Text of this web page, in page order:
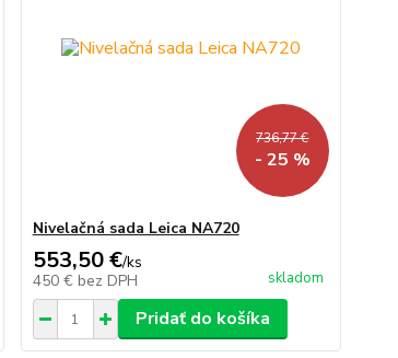
736,77 €
- 25 %
Nivelačná sada Leica NA720
553,50 €/ks
450 € bez DPH skladom
Pridať do košíka